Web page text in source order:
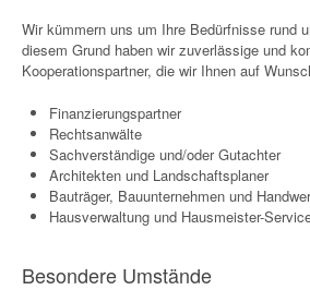
Wir kümmern uns um Ihre Bedürfnisse rund
diesem Grund haben wir zuverlässige und
Kooperationspartner, die wir Ihnen auf
Finanzierungspartner
Rechtsanwälte
Sachverständige und/oder Gutachter
Architekten und Landschaftsplaner
Bauträger, Bauunternehmen und
Hausverwaltung und Hausmeister-
Besondere Umstände